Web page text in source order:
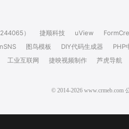
） 捷顺科技 uView
图鸟模板 DIY代码生成器
PHP
工业互联网 捷映视频制作 芦虎导航
© 2014-2026